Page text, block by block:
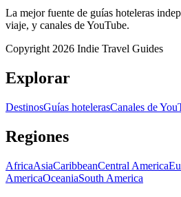
La mejor fuente de guías hoteleras
viaje, y canales de YouTube.
Copyright 2026 Indie Travel Guides
Explorar
DestinosGuías hotelerasCanales de
Regiones
AfricaAsiaCaribbeanCentral America
AmericaOceaniaSouth America